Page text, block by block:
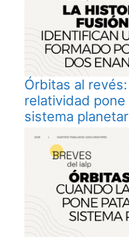
Órbitas al
relatividad
sistema